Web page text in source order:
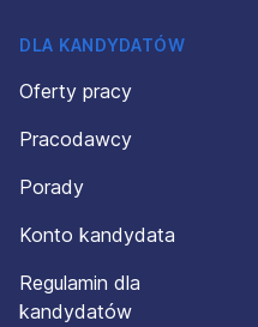
DLA KANDYDATÓW
Oferty pracy
Pracodawcy
Porady
Konto kandydata
Regulamin dla
kandydatów